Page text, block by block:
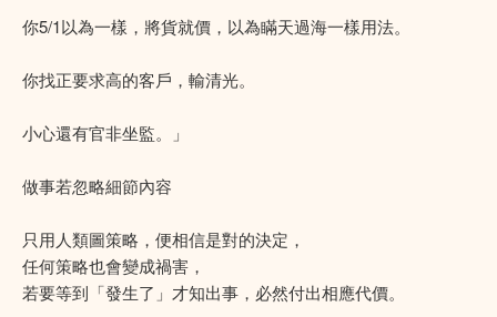
你5/1以為一樣，將貨就價，以為瞞天過海一樣用法。
你找正要求高的客戶，輸清光。
小心還有官非坐監。」
做事若忽略細節內容
只用人類圖策略，便相信是對的決定，
任何策略也會變成禍害，
若要等到「發生了」才知出事，必然付出相應代價。